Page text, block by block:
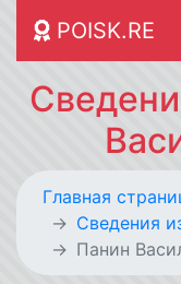
POISK.RE
Главная
Cведения
Панин